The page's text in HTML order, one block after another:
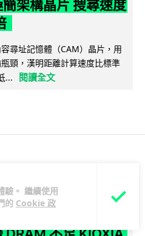
驗。 繼續使用
的 Cookie 政
架構晶片 搜尋速度
尋址記憶體（CAM）晶片，用
頸，漢明距離計算速度比標準
...
閱讀全文